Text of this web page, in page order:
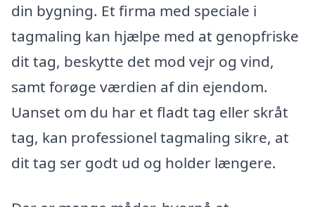
din bygning. Et firma med speciale i
tagmaling kan hjælpe med at genopfriske
dit tag, beskytte det mod vejr og vind,
samt forøge værdien af din ejendom.
Uanset om du har et fladt tag eller skråt
tag, kan professionel tagmaling sikre, at
dit tag ser godt ud og holder længere.